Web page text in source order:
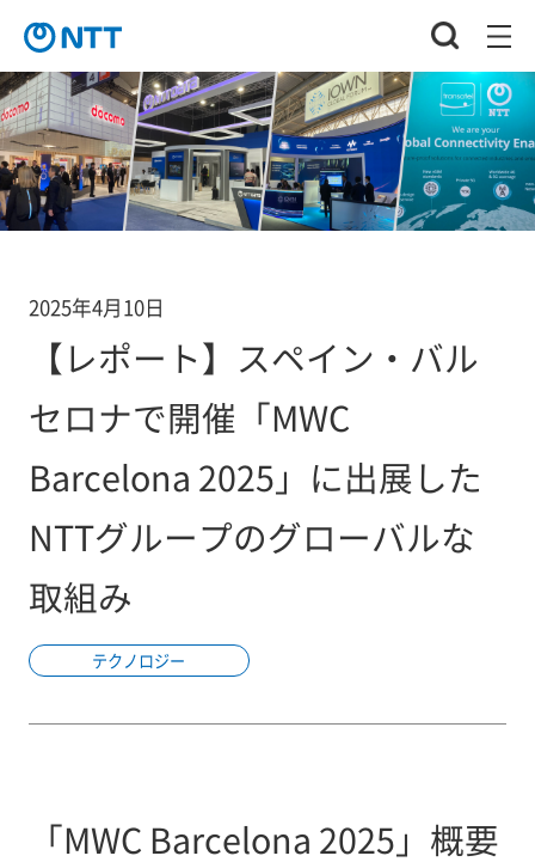
2025年4月10日
【レポート】スペイン・バル
セロナで開催「MWC
Barcelona 2025」に出展した
NTTグループのグローバルな
取組み
テクノロジー
「MWC Barcelona 2025」概要